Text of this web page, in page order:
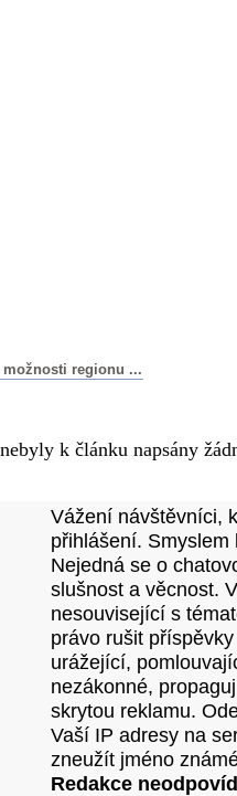
možnosti regionu ...
k článku napsány
Vážení návštěvníci,
přihlášení.
Nejedná se o
slušnost a věcnost.
nesouvisející s
právo rušit
urážející,
nezákonné,
skrytou reklamu.
Vaší IP adresy na
zneužít jméno
Redakce